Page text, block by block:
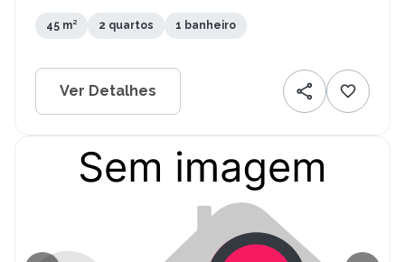
45 m² 2 quartos 1 banheiro
Ver Detalhes